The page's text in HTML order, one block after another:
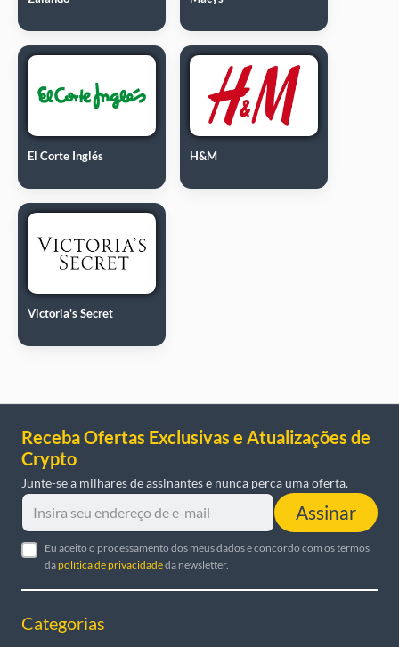
El Corte Inglés H&M
Victoria's Secret
Receba Ofertas Exclusivas e Atualizações de
Crypto
Junte-se a milhares de assinantes e nunca perca uma oferta.
Assinar
Eu aceito o processamento dos meus dados e concordo com os termos
dapolítica de privacidadeda newsletter.
Categorias